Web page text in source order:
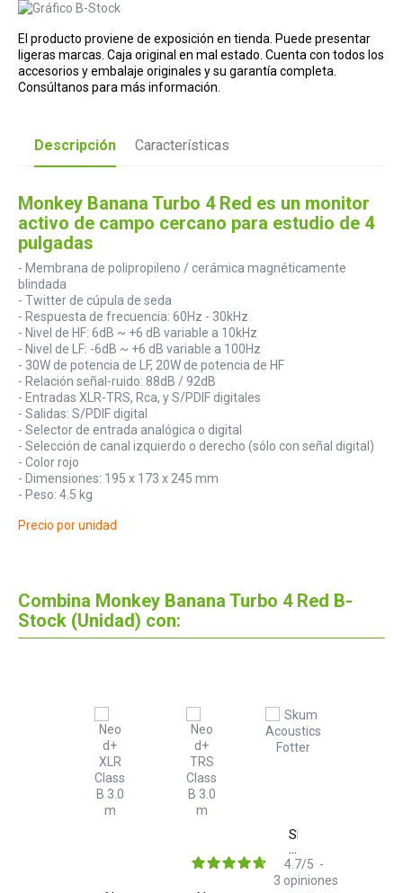
El producto proviene de exposición en tienda. Puede presentar
ligeras marcas. Caja original en mal estado. Cuenta con todos los
accesorios y embalaje originales y su garantía completa.
Consúltanos para más información.
Descripción Características
Monkey Banana Turbo 4 Red es un monitor
activo de campo cercano para estudio de 4
pulgadas
- Membrana de polipropileno / cerámica magnéticamente
blindada
- Twitter de cúpula de seda
- Respuesta de frecuencia: 60Hz - 30kHz
- Nivel de HF: 6dB ~ +6 dB variable a 10kHz
- Nivel de LF: -6dB ~ +6 dB variable a 100Hz
- 30W de potencia de LF, 20W de potencia de HF
- Relación señal-ruido: 88dB / 92dB
- Entradas XLR-TRS, Rca, y S/PDIF digitales
- Salidas: S/PDIF digital
- Selector de entrada analógica o digital
- Selección de canal izquierdo o derecho (sólo con señal digital)
- Color rojo
- Dimensiones: 195 x 173 x 245 mm
- Peso: 4.5 kg
Precio por unidad
Combina Monkey Banana Turbo 4 Red B-
Stock (Unidad) con:
Skum
Acoustics
Fotter
4.7/5 -
3 opiniones